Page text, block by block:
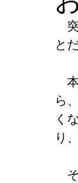
突
と
本
ら
く
り
そ